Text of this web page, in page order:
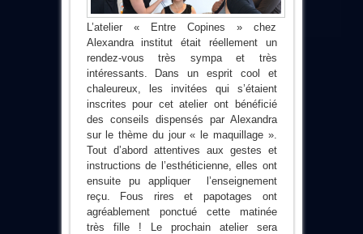
L’atelier « Entre Copines » chez
Alexandra institut était réellement un
rendez-vous très sympa et très
intéressants. Dans un esprit cool et
chaleureux, les invitées qui s’étaient
inscrites pour cet atelier ont bénéficié
des conseils dispensés par Alexandra
sur le thème du jour « le maquillage ».
Tout d’abord attentives aux gestes et
instructions de l’esthéticienne, elles ont
ensuite pu appliquer l’enseignement
reçu. Fous rires et papotages ont
agréablement ponctué cette matinée
très fille ! Le prochain atelier sera